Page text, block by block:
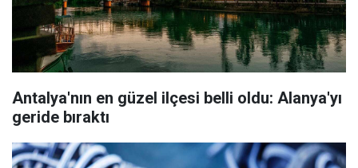
Antalya'nın en güzel ilçesi belli oldu: Alanya'yı
geride bıraktı